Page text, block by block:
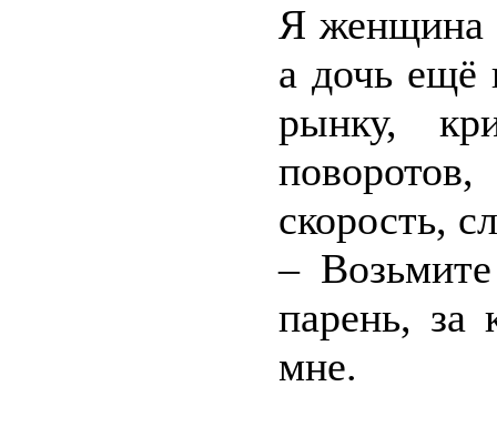
Я женщина
а дочь ещё
рынку,
скорость,
–
парень, за
мне.